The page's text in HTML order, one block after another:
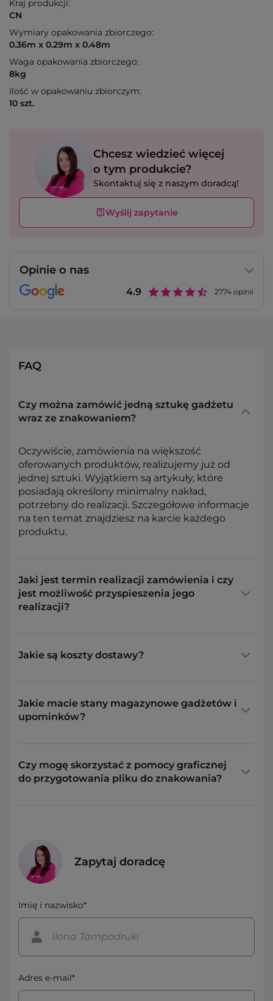
Kraj produkcji:
CN
Wymiary opakowania zbiorczego:
0.36m x 0.29m x 0.48m
Waga opakowania zbiorczego:
8kg
Ilość w opakowaniu zbiorczym:
10 szt.
Chcesz wiedzieć więcej
o tym produkcie?
Skontaktuj się z naszym doradcą!
Wyślij zapytanie
Opinie o nas
4.9 2774 opinii
FAQ
Czy można zamówić jedną sztukę gadżetu
wraz ze znakowaniem?
Oczywiście, zamówienia na większość
oferowanych produktów, realizujemy już od
jednej sztuki. Wyjątkiem są artykuły, które
posiadają określony minimalny nakład,
potrzebny do realizacji. Szczegółowe informacje
na ten temat znajdziesz na karcie każdego
produktu.
Jaki jest termin realizacji zamówienia i czy
jest możliwość przyspieszenia jego
realizacji?
Jakie są koszty dostawy?
Jakie macie stany magazynowe gadżetów i
upominków?
Czy mogę skorzystać z pomocy graficznej
do przygotowania pliku do znakowania?
Zapytaj doradcę
Imię i nazwisko*
Adres e-mail*